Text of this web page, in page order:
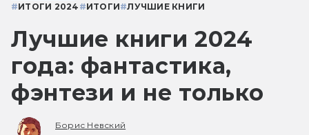
#ИТОГИ 2024 #ИТОГИ#ЛУЧШИЕ КНИГИ
Лучшие книги 2024
года: фантастика,
фэнтези и не только
Борис Невский